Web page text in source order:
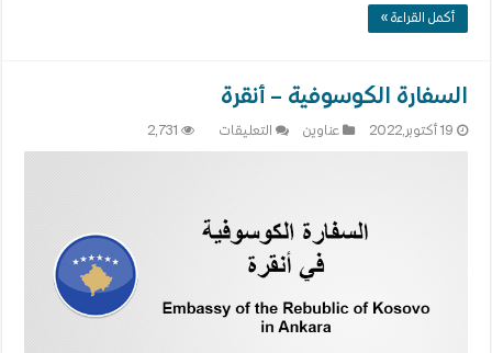
أكمل القراءة »
السفارة الكوسوفية – أنقرة
19 أكتوبر,2022 عناوين التعليقات
مغلقة
2,731